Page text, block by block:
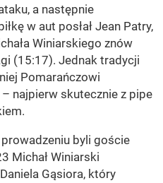
a następnie
w aut posłał Jean Patry,
Winiarskiego znów
(15:17). Jednak tradycji
Pomarańczowi
najpierw skutecznie z pipe
byli goście
Michał Winiarski
Gąsiora, który